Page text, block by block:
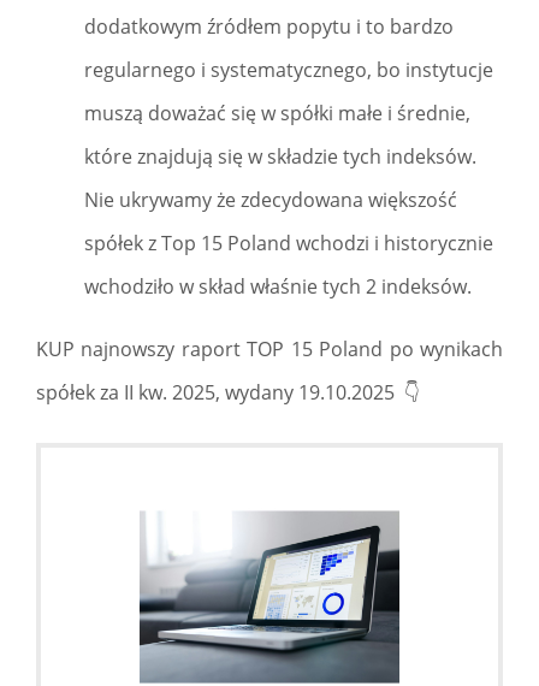
dodatkowym źródłem popytu i to bardzo
regularnego i systematycznego, bo instytucje
muszą doważać się w spółki małe i średnie,
które znajdują się w składzie tych indeksów.
Nie ukrywamy że zdecydowana większość
spółek z Top 15 Poland wchodzi i historycznie
wchodziło w skład właśnie tych 2 indeksów.
KUP najnowszy raport TOP 15 Poland po wynikach
spółek za II kw. 2025, wydany 19.10.2025 👇